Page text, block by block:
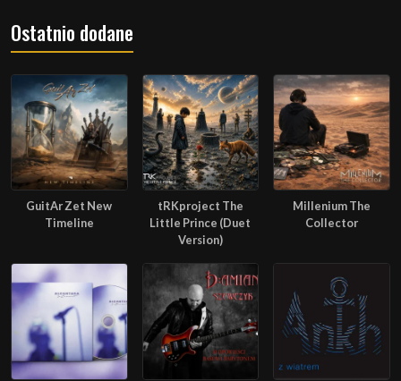
Ostatnio dodane
GuitAr Zet New
Timeline
tRKproject The
Little Prince (Duet
Version)
Millenium The
Collector